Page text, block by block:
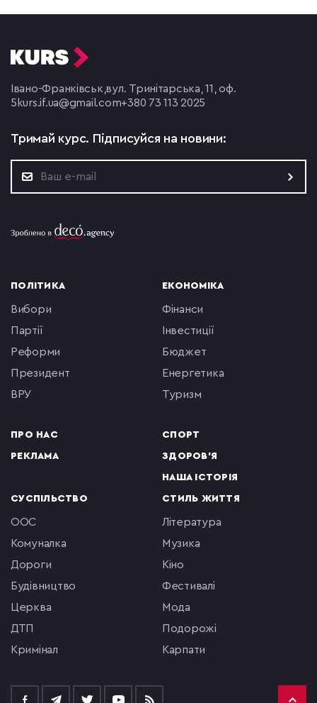
Івано-Франківськ,вул. Тринітарська, 11, оф.
5 kurs.if.ua@gmail.com+380 73 113 2025
Тримай курс. Підписуйся на новини:
ПОЛІТИКА
вибори
партії
реформи
президент
ВРУ
ПРО НАС
РЕКЛАМА
ЕКОНОМІКА
фінанси
інвестиції
бюджет
енергетика
туризм
СПОРТ
ЗДОРОВ'Я
НАША ІСТОРІЯ
СУСПІЛЬСТВО
ООС
комуналка
Дороги
будівництво
церква
ДТП
кримінал
СТИЛЬ ЖИТТЯ
література
музика
кіно
фестивалі
мода
подорожі
Карпати